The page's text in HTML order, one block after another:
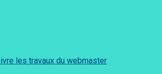
les travaux du webmaster